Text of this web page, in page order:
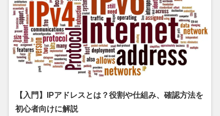
【入門】IPアドレスとは？役割や仕組み、確認方法を
初心者向けに解説